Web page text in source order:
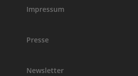
Impressum
Presse
Newsletter